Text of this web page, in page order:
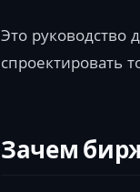
Это руководство
спроектировать
Зачем